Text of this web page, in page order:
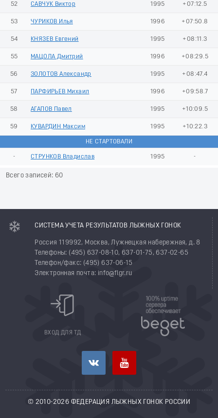
52 САВЧУК Виктор 1995 +07:12.5
53 ЧУРИКОВ Илья 1996 +07:50.8
54 КНЯЗЕВ Евгений 1995 +08:11.3
55 МАЦОЛА Дмитрий 1996 +08:29.5
56 ЗОЛОТОВ Александр 1995 +08:47.4
57 ПАРФИРЬЕВ Михаил 1996 +09:58.7
58 АГАПОВ Павел 1995 +10:09.5
59 КУВАРДИН Максим 1995 +10:22.3
НЕ СТАРТОВАЛИ
- СТРУНКОВ Владислав 1995 -
Всего записей: 60
СИСТЕМА УЧЕТА РЕЗУЛЬТАТОВ ЛЫЖНЫХ ГОНОК
Россия 119992, Москва, Лужнецкая набережная, д. 8
Телефоны: (495) 637-08-10, 637-01-75, 637-02-65
Телефон/факс: (495) 637-06-15
Электронная почта: info@flgr.ru
ВХОД ДЛЯ ТД
© 2010-2026 ФЕДЕРАЦИЯ ЛЫЖНЫХ ГОНОК РОССИИ